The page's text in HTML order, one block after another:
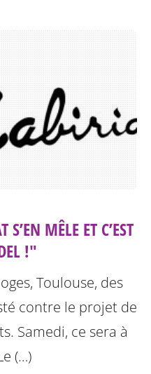
MÊLE ET C’EST
!"
Toulouse, des
contre le projet de
Samedi, ce sera à
(…)